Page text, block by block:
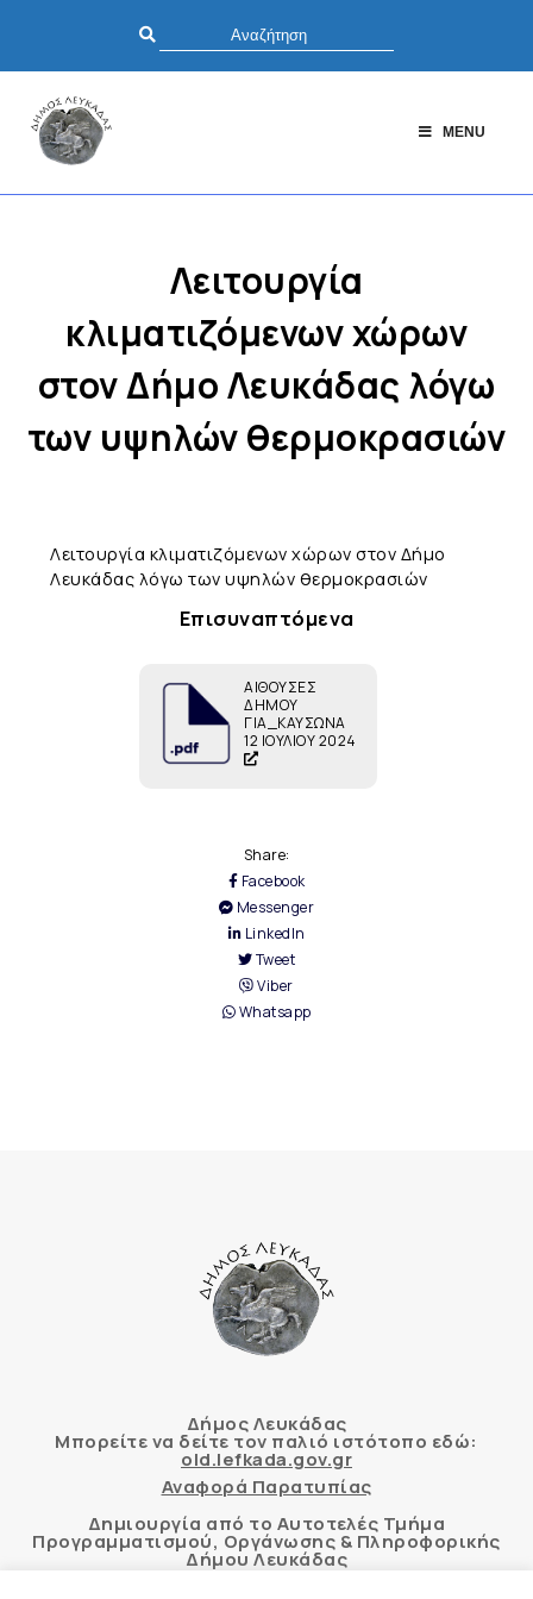
MENU
Λειτουργία
κλιματιζόμενων χώρων
στον Δήμο Λευκάδας λόγω
των υψηλών θερμοκρασιών
Λειτουργία κλιματιζόμενων χώρων στον Δήμο
Λευκάδας λόγω των υψηλών θερμοκρασιών
Επισυναπτόμενα
ΑΙΘΟΥΣΕΣ
ΔΗΜΟΥ
ΓΙΑ_ΚΑΥΣΩΝΑ
12 ΙΟΥΛΙΟΥ 2024
Share:
Facebook
Messenger
LinkedIn
Tweet
Viber
Whatsapp
Δήμος Λευκάδας
Μπορείτε να δείτε τον παλιό ιστότοπο εδώ:
old.lefkada.gov.gr
Αναφορά Παρατυπίας
Δημιουργία από το Αυτοτελές Τμήμα
Προγραμματισμού, Οργάνωσης & Πληροφορικής
Δήμου Λευκάδας